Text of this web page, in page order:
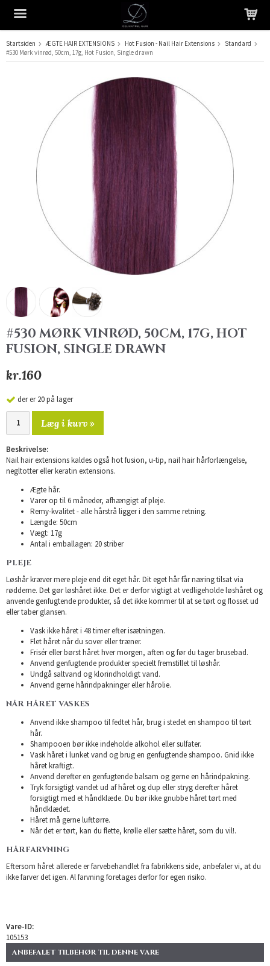
Produktet er blevet tilføjet til din indkøbskurv
Startsiden ÆGTE HAIR EXTENSIONS Hot Fusion - Nail Hair Extensions
Standard
#530 Mørk vinrød, 50cm, 17g, Hot Fusion, Single drawn
#530 MØRK VINRØD, 50CM, 17G, HOT
FUSION, SINGLE DRAWN
kr.160
der er 20 på lager
Læg i kurv »
Beskrivelse:
Nail hair extensions kaldes også hot fusion, u-tip, nail hair hårforlængelse,
negltotter eller keratin extensions.
Ægte hår.
Varer op til 6 måneder, afhængigt af pleje.
Remy-kvalitet - alle hårstrå ligger i den samme retning.
Længde: 50cm
Vægt: 17g
Antal i emballagen: 20 striber
PLEJE
Løshår kræver mere pleje end dit eget hår. Dit eget hår får næring tilsat via
rødderne. Det gør løshåret ikke. Det er derfor vigtigt at vedligeholde løshåret og
anvende genfugtende produkter, så det ikke kommer til at se tørt og flosset ud
eller taber glansen.
Vask ikke håret i 48 timer efter isætningen.
Flet håret når du sover eller træner.
Frisér eller børst håret hver morgen, aften og før du tager brusebad.
Anvend genfugtende produkter specielt fremstillet til løshår.
Undgå saltvand og klorindholdigt vand.
Anvend gerne hårindpakninger eller hårolie.
NÅR HÅRET VASKES
Anvend ikke shampoo til fedtet hår, brug i stedet en shampoo til tørt
hår.
Shampooen bør ikke indeholde alkohol eller sulfater.
Vask håret i lunket vand og brug en genfugtende shampoo. Gnid ikke
håret kraftigt.
Anvend derefter en genfugtende balsam og gerne en hårindpakning.
Tryk forsigtigt vandet ud af håret og dup eller stryg derefter håret
forsigtigt med et håndklæde. Du bør ikke gnubbe håret tørt med
håndklædet.
Håret må gerne lufttørre.
Når det er tørt, kan du flette, krølle eller sætte håret, som du vil!.
HÅRFARVNING
Eftersom håret allerede er farvebehandlet fra fabrikkens side, anbefaler vi, at du
ikke farver det igen. Al farvning foretages derfor for egen risiko.
Vare-ID:
105153
ANBEFALET TILBEHØR TIL DENNE VARE